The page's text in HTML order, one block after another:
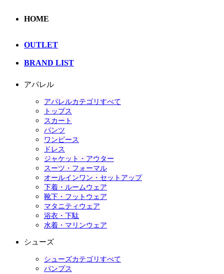
HOME
OUTLET
BRAND LIST
アパレル
アパレルカテゴリすべて
トップス
スカート
パンツ
ワンピース
ドレス
ジャケット・アウター
スーツ・フォーマル
オールインワン・セットアップ
下着・ルームウェア
靴下・フットウェア
マタニティウェア
浴衣・下駄
水着・マリンウェア
シューズ
シューズカテゴリすべて
パンプス